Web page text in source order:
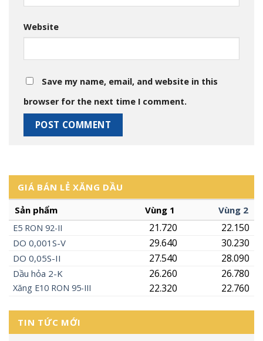
GIÁ BÁN LẺ XĂNG DẦU
Sản phẩm
Vùng 1 Vùng 2
E5 RON 92-II 22.150
21.720
DO 0,001S-V 30.230
29.640
DO 0,05S-II 28.090
27.540
Dầu hỏa 2-K 26.780
26.260
Xăng E10 RON 95-III 22.760
22.320
TIN TỨC MỚI
Website
Save my name, email, and website in this
browser for the next time I comment.